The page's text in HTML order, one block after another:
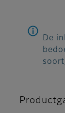
De